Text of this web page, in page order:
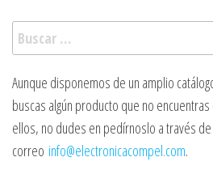
Buscar:
Aunque disponemos de un amplio
buscas algún producto que no
ellos, no dudes en pedírnoslo a través
correo info@electronicacompel.com.